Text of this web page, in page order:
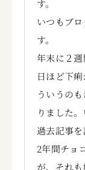
す。
いつもブ
す。
年末に２
日ほど下
ういうの
りました
過去記事
2年間チョ
が、それ